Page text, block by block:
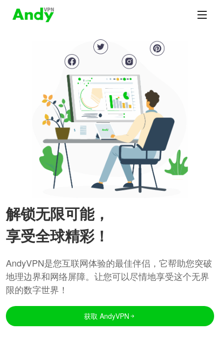
解锁无限可能，
享受全球精彩！
AndyVPN是您互联网体验的最佳伴侣，它帮助您突破
地理边界和网络屏障。让您可以尽情地享受这个无界
限的数字世界！
获取 AndyVPN